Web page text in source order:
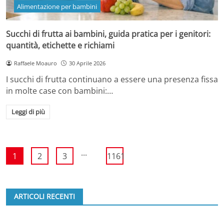
Alimentazione per bambini
Succhi di frutta ai bambini, guida pratica per i genitori:
quantità, etichette e richiami
Raffaele Moauro 30 Aprile 2026
I succhi di frutta continuano a essere una presenza fissa
in molte case con bambini:…
Leggi di più
1 2 3 ... 1161
ARTICOLI RECENTI